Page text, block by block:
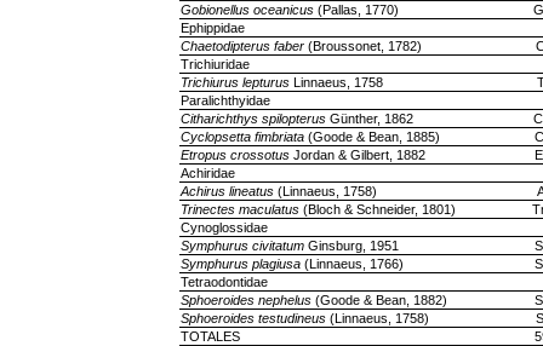
Gobionellus oceanicus(Pallas, 1770)
Ephippidae
Chaetodipterus faber(Broussonet, 1782)
Trichiuridae
Trichiurus lepturusLinnaeus, 1758
Paralichthyidae
Citharichthys spilopterusGünther, 1862
Cyclopsetta fimbriata(Goode & Bean, 1885)
Etropus crossotusJordan & Gilbert, 1882
Achiridae
Achirus lineatus(Linnaeus, 1758)
Trinectes maculatus(Bloch & Schneider, 1801)
Cynoglossidae
Symphurus civitatumGinsburg, 1951
Symphurus plagiusa(Linnaeus, 1766)
Tetraodontidae
Sphoeroides nephelus(Goode & Bean, 1882)
Sphoeroides testudineus(Linnaeus, 1758)
TOTALES